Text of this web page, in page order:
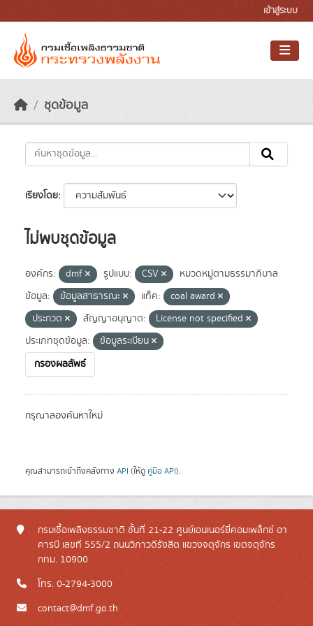
เข้าสู่ระบบ
ชุดข้อมูล
เรียงโดย
ไม่พบชุดข้อมูล
องค์กร: dmf รูปแบบ: CSV
หมวดหมู่ตามธรรมาภิบาล
ข้อมูล:
ข้อมูลสาธารณะ แท็ค:
coal award
ประกวด
สัญญาอนุญาต:
License not specified
ประเภทชุดข้อมูล:
ข้อมูลระเบียน
กรองผลลัพธ์
กรุณาลองค้นหาใหม่
คุณสามารถเข้าถึงคลังทาง API (ให้ดู คู่มือ API).
กรมเชื้อเพลิงธรรมชาติ ชั้นที่ 21-22 ศูนย์เอนเนอร์ยี่คอมเพล็กซ์ อา
คารบี เลขที่ 555/2 ถนนวิภาวดีรังสิต แขวงจตุจักร เขตจตุจักร
กทม. 10900
โทร. 0-2794-3000
contact@dmf.go.th